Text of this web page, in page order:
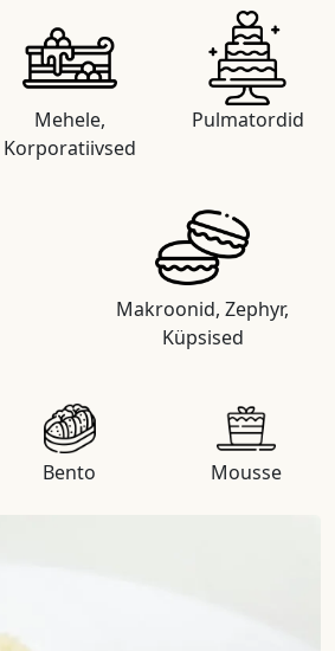
Mehele,
Korporatiivsed
Pulmatordid
Makroonid, Zephyr,
Küpsised
Bento Mousse